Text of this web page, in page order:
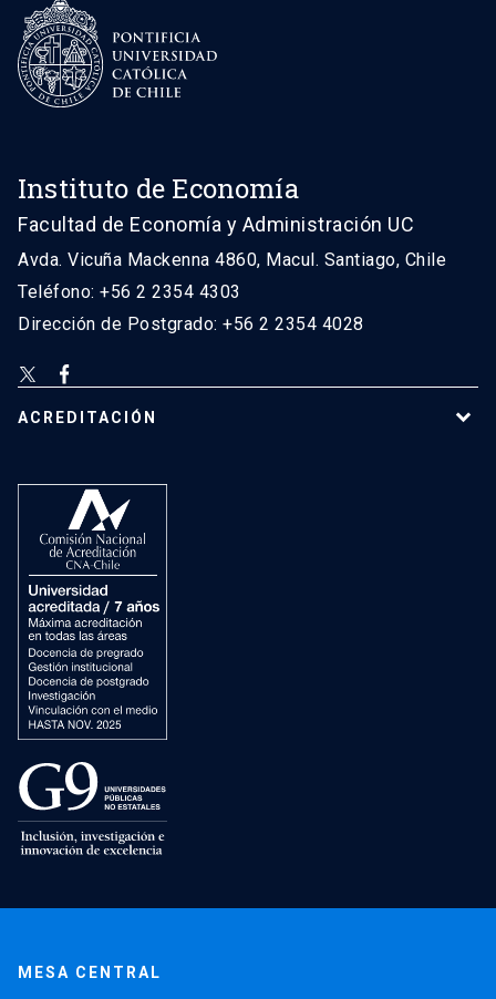
Instituto de Economía
Facultad de Economía y Administración UC
Avda. Vicuña Mackenna 4860, Macul. Santiago, Chile
Teléfono: +56 2 2354 4303
Dirección de Postgrado: +56 2 2354 4028
ACREDITACIÓN
MESA CENTRAL